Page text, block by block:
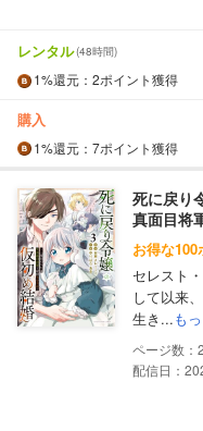
レンタル(48時間)
1%還元 ：2ポイント獲得
購入
1%還元 ：7ポイント獲得
死に戻り
真面目将
お得な
セレスト
して以来
生き...も
配信日：